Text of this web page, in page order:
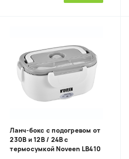
Ланч-бокс с подогревом от
230В и 12В / 24В с
термосумкой Noveen LB410